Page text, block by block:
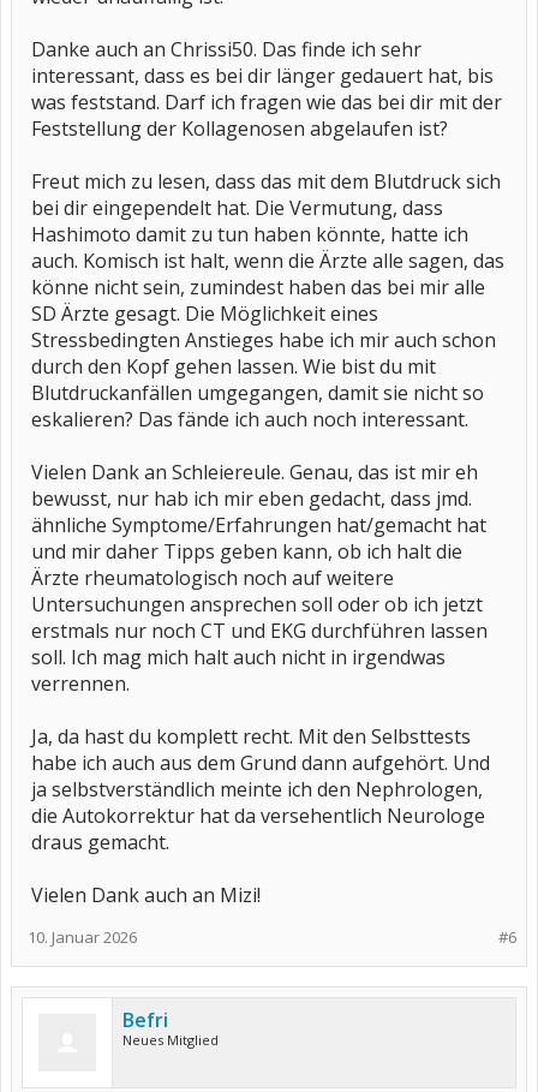
Danke auch an Chrissi50. Das finde ich sehr
interessant, dass es bei dir länger gedauert hat, bis
was feststand. Darf ich fragen wie das bei dir mit der
Feststellung der Kollagenosen abgelaufen ist?
Freut mich zu lesen, dass das mit dem Blutdruck sich
bei dir eingependelt hat. Die Vermutung, dass
Hashimoto damit zu tun haben könnte, hatte ich
auch. Komisch ist halt, wenn die Ärzte alle sagen, das
könne nicht sein, zumindest haben das bei mir alle
SD Ärzte gesagt. Die Möglichkeit eines
Stressbedingten Anstieges habe ich mir auch schon
durch den Kopf gehen lassen. Wie bist du mit
Blutdruckanfällen umgegangen, damit sie nicht so
eskalieren? Das fände ich auch noch interessant.
Vielen Dank an Schleiereule. Genau, das ist mir eh
bewusst, nur hab ich mir eben gedacht, dass jmd.
ähnliche Symptome/Erfahrungen hat/gemacht hat
und mir daher Tipps geben kann, ob ich halt die
Ärzte rheumatologisch noch auf weitere
Untersuchungen ansprechen soll oder ob ich jetzt
erstmals nur noch CT und EKG durchführen lassen
soll. Ich mag mich halt auch nicht in irgendwas
verrennen.
Ja, da hast du komplett recht. Mit den Selbsttests
habe ich auch aus dem Grund dann aufgehört. Und
ja selbstverständlich meinte ich den Nephrologen,
die Autokorrektur hat da versehentlich Neurologe
draus gemacht.
Vielen Dank auch an Mizi!
#6
10. Januar 2026
Befri
Neues Mitglied